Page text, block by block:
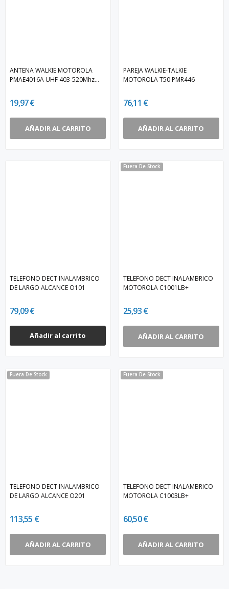
ANTENA WALKIE MOTOROLA
PMAE4016A UHF 403-520Mhz...
19,97 €
AÑADIR AL CARRITO
PAREJA WALKIE-TALKIE
MOTOROLA T50 PMR446
76,11 €
AÑADIR AL CARRITO
TELEFONO DECT INALAMBRICO
DE LARGO ALCANCE O101
79,09 €
Añadir al carrito
Fuera De Stock
TELEFONO DECT INALAMBRICO
MOTOROLA C1001LB+
25,93 €
AÑADIR AL CARRITO
Fuera De Stock
TELEFONO DECT INALAMBRICO
DE LARGO ALCANCE O201
113,55 €
AÑADIR AL CARRITO
Fuera De Stock
TELEFONO DECT INALAMBRICO
MOTOROLA C1003LB+
60,50 €
AÑADIR AL CARRITO